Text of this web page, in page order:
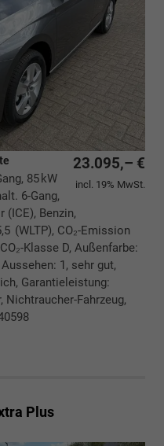
23.095,– €
incl. 19% MwSt.
85 kW
6-Gang,
(ICE), Benzin,
(WLTP), CO₂-Emission
Klasse D, Außenfarbe:
1, sehr gut,
Garantieleistung:
Nichtraucher-Fahrzeug,
Plus